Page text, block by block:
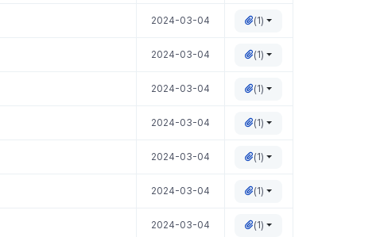
2024-03-04 (1)
2024-03-04 (1)
2024-03-04 (1)
2024-03-04 (1)
2024-03-04 (1)
2024-03-04 (1)
2024-03-04 (1)